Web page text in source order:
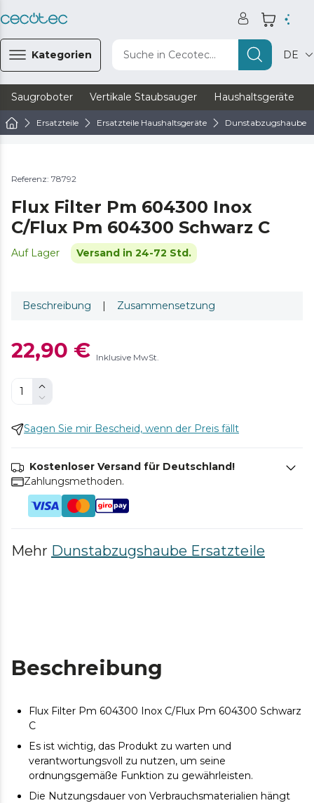
Kategorien Suche in Cecotec... DE
Saugroboter Vertikale Staubsauger Haushaltsgeräte
Ersatzteile Ersatzteile Haushaltsgeräte Dunstabzugshaube
Referenz: 78792
Flux Filter Pm 604300 Inox
C/Flux Pm 604300 Schwarz C
Auf Lager Versand in 24-72 Std.
Beschreibung | Zusammensetzung
22,90 € Inklusive MwSt.
Sagen Sie mir Bescheid, wenn der Preis fällt
Kostenloser Versand für Deutschland!
Zahlungsmethoden.
Mehr Dunstabzugshaube Ersatzteile
Beschreibung
Flux Filter Pm 604300 Inox C/Flux Pm 604300 Schwarz
C
Es ist wichtig, das Produkt zu warten und
verantwortungsvoll zu nutzen, um seine
ordnungsgemäße Funktion zu gewährleisten.
Die Nutzungsdauer von Verbrauchsmaterialien hängt